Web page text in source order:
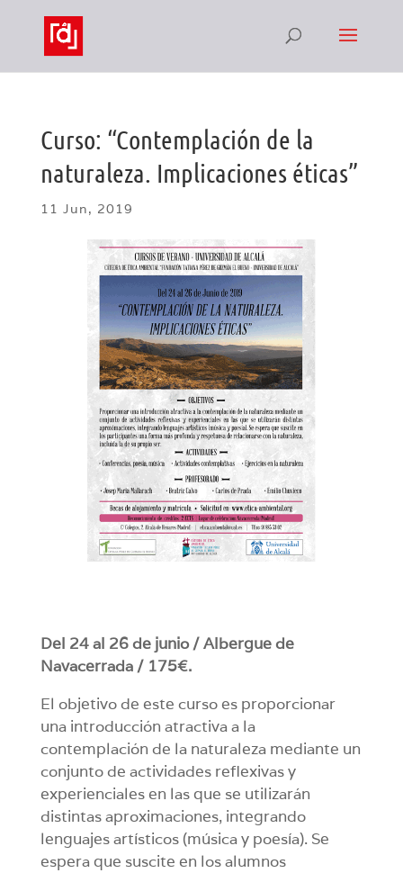
Curso: “Contemplación de la
naturaleza. Implicaciones éticas”
11 Jun, 2019
Del 24 al 26 de junio / Albergue de
Navacerrada / 175€.
El objetivo de este curso es proporcionar
una introducción atractiva a la
contemplación de la naturaleza mediante un
conjunto de actividades reflexivas y
experienciales en las que se utilizarán
distintas aproximaciones, integrando
lenguajes artísticos (música y poesía). Se
espera que suscite en los alumnos